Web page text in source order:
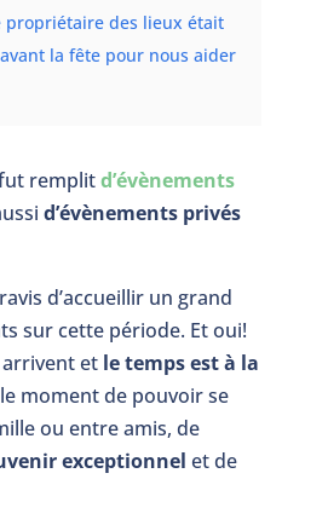
propriétaire des lieux était
la fête pour nous aider
remplitd’évènements
d’évènements privés
d’accueillir un grand
sur cette période. Et oui!
et le temps est à la
le moment de pouvoir se
ou entre amis, de
exceptionnel et de